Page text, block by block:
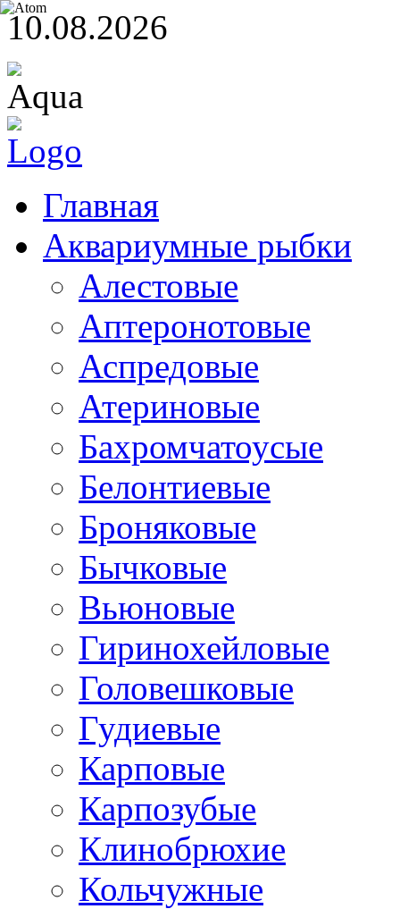
10.08.2026
Главная
Аквариумные рыбки
Алестовые
Аптеронотовые
Аспредовые
Атериновые
Бахромчатоусые
Белонтиевые
Броняковые
Бычковые
Вьюновые
Гиринохейловые
Головешковые
Гудиевые
Карповые
Карпозубые
Клинобрюхие
Кольчужные